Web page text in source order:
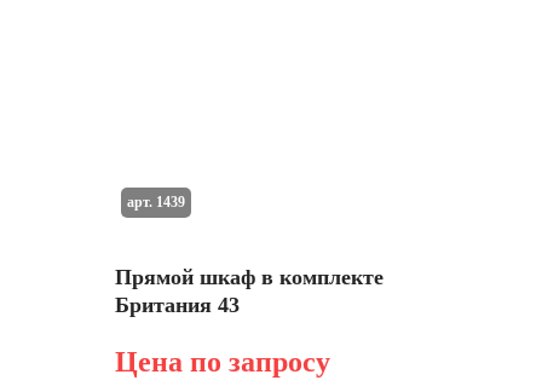
Прямой шкаф в комплекте
Британия 43
Цена по запросу
арт. 1439